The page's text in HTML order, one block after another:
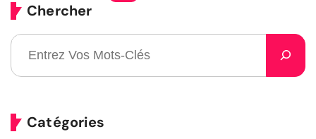
Chercher
Catégories